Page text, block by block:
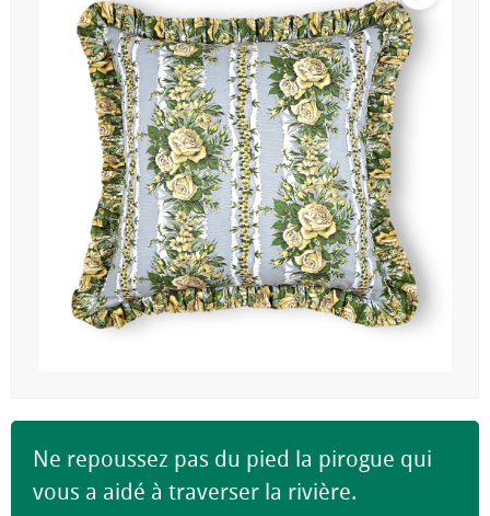
Ne repoussez pas du pied la pirogue qui
vous a aidé à traverser la rivière.